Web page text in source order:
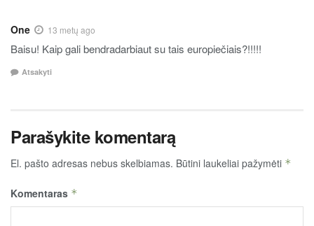
One 13 metų ago
Baisu! Kaip gali bendradarbiaut su tais europiečiais?!!!!!
Atsakyti
Parašykite komentarą
El. pašto adresas nebus skelbiamas. Būtini laukeliai pažymėti *
Komentaras *